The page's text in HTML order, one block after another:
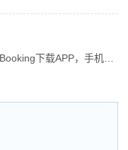
Booking下载APP，手机安卓版APK